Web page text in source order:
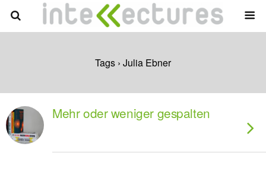
Tags › Julia Ebner
Mehr oder weniger gespalten